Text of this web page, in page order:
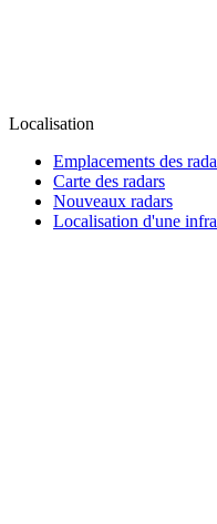
Localisation
Emplacements des
Carte des radars
Nouveaux radars
Localisation d'une